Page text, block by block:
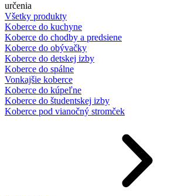
určenia
Všetky produkty
Koberce do kuchyne
Koberce do chodby a predsiene
Koberce do obývačky
Koberce do detskej izby
Koberce do spálne
Vonkajšie koberce
Koberce do kúpeľne
Koberce do študentskej izby
Koberce pod vianočný stromček